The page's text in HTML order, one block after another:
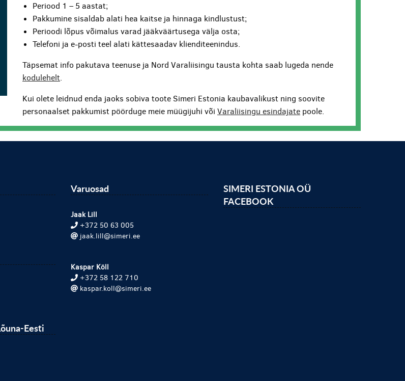
Periood 1 – 5 aastat;
Pakkumine sisaldab alati hea kaitse ja hinnaga kindlustust;
Perioodi lõpus võimalus varad jääkväärtusega välja osta;
Telefoni ja e-posti teel alati kättesaadav klienditeenindus.
Täpsemat info pakutava teenuse ja Nord Varaliisingu tausta kohta saab lugeda nende
kodulehelt.
Kui olete leidnud enda jaoks sobiva toote Simeri Estonia kaubavalikust ning soovite
personaalset pakkumist pöörduge meie müügijuhi võiVaraliisingu esindajate poole.
Eesti
Varuosad
Jaak Lill
+372 50 63 005
jaak.lill@simeri.ee
Kaspar Köll
+372 58 122 710
kaspar.koll@simeri.ee
SIMERI ESTONIA OÜ
FACEBOOK